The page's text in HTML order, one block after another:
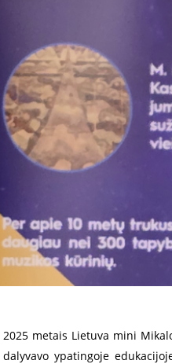
2025 metais Lietuva mini
dalyvavo ypatingoje